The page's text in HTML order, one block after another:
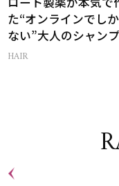
た“オンラインでし
ない”大人のシャン
トリートメントって？
HAIR